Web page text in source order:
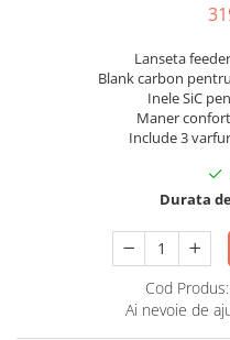
Lanseta
Blank carbon
Inele SiC
Maner
Include 3
Durata
Cod Produs:
Ai nevoie de